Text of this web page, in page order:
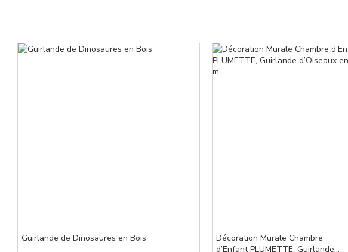
Guirlande de Dinosaures en Bois
Décoration Murale Chambre
d’Enfant PLUMETTE, Guirlande